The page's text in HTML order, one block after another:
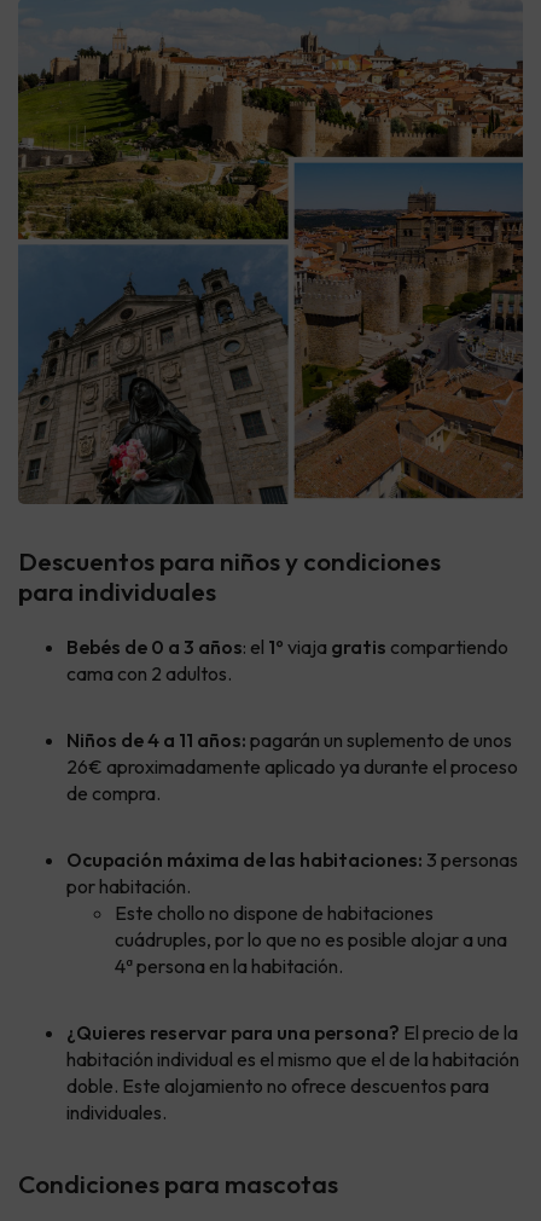
Descuentos para niños y condiciones
para individuales
Bebés de 0 a 3 años: el 1º viaja gratis compartiendo
cama con 2 adultos.
Niños de 4 a 11 años: pagarán un suplemento de unos
26€ aproximadamente aplicado ya durante el proceso
de compra.
Ocupación máxima de las habitaciones: 3 personas
por habitación.
Este chollo no dispone de habitaciones
cuádruples, por lo que no es posible alojar a una
4ª persona en la habitación.
¿Quieres reservar para una persona? El precio de la
habitación individual es el mismo que el de la habitación
doble. Este alojamiento no ofrece descuentos para
individuales.
Condiciones para mascotas